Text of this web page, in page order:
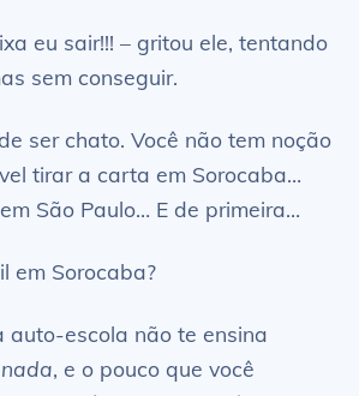
eu sair!!! – gritou ele, tentando
sem conseguir.
ser chato. Você não tem noção
tirar a carta em Sorocaba…
São Paulo… E de primeira…
em Sorocaba?
auto-escola não te ensina
nada, e o pouco que você